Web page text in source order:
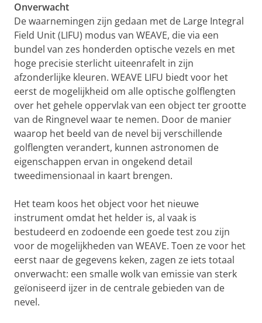
Onverwacht
De waarnemingen zijn gedaan met de Large Integral
Field Unit (LIFU) modus van WEAVE, die via een
bundel van zes honderden optische vezels en met
hoge precisie sterlicht uiteenrafelt in zijn
afzonderlijke kleuren. WEAVE LIFU biedt voor het
eerst de mogelijkheid om alle optische golflengten
over het gehele oppervlak van een object ter grootte
van de Ringnevel waar te nemen. Door de manier
waarop het beeld van de nevel bij verschillende
golflengten verandert, kunnen astronomen de
eigenschappen ervan in ongekend detail
tweedimensionaal in kaart brengen.
Het team koos het object voor het nieuwe
instrument omdat het helder is, al vaak is
bestudeerd en zodoende een goede test zou zijn
voor de mogelijkheden van WEAVE. Toen ze voor het
eerst naar de gegevens keken, zagen ze iets totaal
onverwacht: een smalle wolk van emissie van sterk
geïoniseerd ijzer in de centrale gebieden van de
nevel.